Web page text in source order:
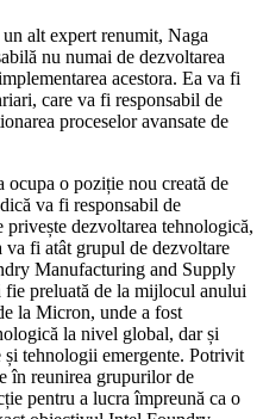
alt expert renumit, Naga
nu numai de dezvoltarea
acestora. Ea va fi
care va fi responsabil de
proceselor avansate de
ocupa o poziție nou creată de
va fi responsabil de
dezvoltarea tehnologică,
va fi atât grupul de dezvoltare
Manufacturing and Supply
fie preluată de la mijlocul anului
la Micron, unde a fost
la nivel global, dar și
și tehnologii emergente. Potrivit
în reunirea grupurilor de
pentru a lucra împreună ca o